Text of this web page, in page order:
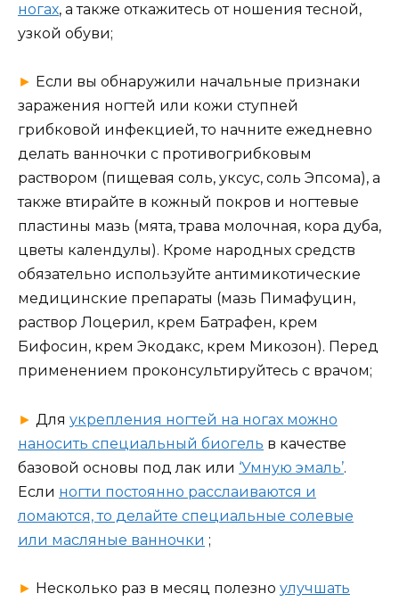
ногах, а также откажитесь от ношения тесной,
узкой обуви;
► Если вы обнаружили начальные признаки
заражения ногтей или кожи ступней
грибковой инфекцией, то начните ежедневно
делать ванночки с противогрибковым
раствором (пищевая соль, уксус, соль Эпсома), а
также втирайте в кожный покров и ногтевые
пластины мазь (мята, трава молочная, кора дуба,
цветы календулы). Кроме народных средств
обязательно используйте антимикотические
медицинские препараты (мазь Пимафуцин,
раствор Лоцерил, крем Батрафен, крем
Бифосин, крем Экодакс, крем Микозон). Перед
применением проконсультируйтесь с врачом;
► Для укрепления ногтей на ногах можно
наносить специальный биогель в качестве
базовой основы под лак или ‘Умную эмаль’.
Если ногти постоянно расслаиваются и
ломаются, то делайте специальные солевые
или масляные ванночки ;
► Несколько раз в месяц полезно улучшать